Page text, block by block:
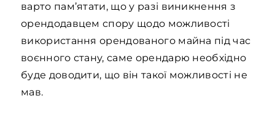
варто пам’ятати, що у разі виникнення з
орендодавцем спору щодо можливості
використання орендованого майна під час
воєнного стану, саме орендарю необхідно
буде доводити, що він такої можливості не
мав.